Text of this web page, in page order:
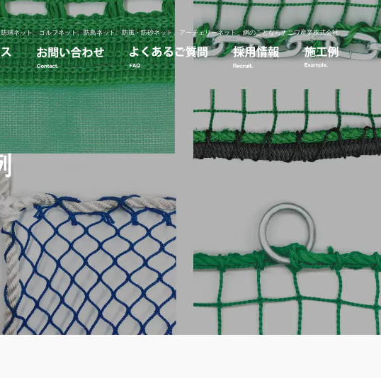
防球ネット、ゴルフネット、防鳥ネット、防風・防砂ネット、アーチェリーネット、網のことならナニワ産業株式会社